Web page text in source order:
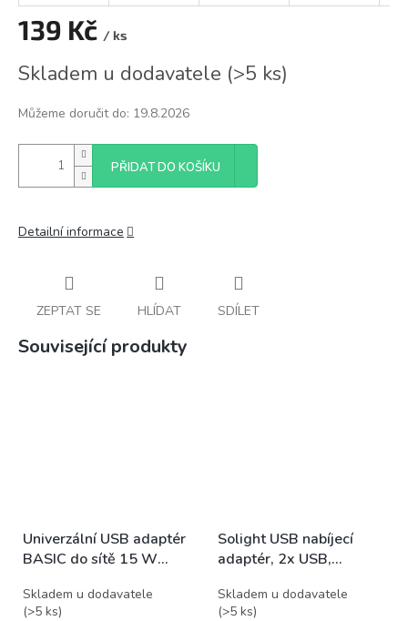
139 Kč / ks
cena:
Skladem u dodavatele (>5 ks)
Můžeme doručit do: 19.8.2026
PŘIDAT DO KOŠÍKU
Detailní informace
ZEPTAT SE HLÍDAT SDÍLET
Související produkty
Univerzální USB adaptér
BASIC do sítě 15 W
Skladem u dodavatele
(>5 ks)
Solight USB nabíjecí
adaptér, 2x USB,
230V, černý
Skladem u dodavatele
(>5 ks)